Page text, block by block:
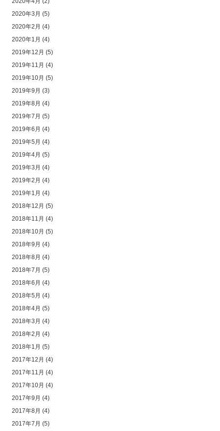
2020年3月 (5)
2020年2月 (4)
2020年1月 (4)
2019年12月 (5)
2019年11月 (4)
2019年10月 (5)
2019年9月 (3)
2019年8月 (4)
2019年7月 (5)
2019年6月 (4)
2019年5月 (4)
2019年4月 (5)
2019年3月 (4)
2019年2月 (4)
2019年1月 (4)
2018年12月 (5)
2018年11月 (4)
2018年10月 (5)
2018年9月 (4)
2018年8月 (4)
2018年7月 (5)
2018年6月 (4)
2018年5月 (4)
2018年4月 (5)
2018年3月 (4)
2018年2月 (4)
2018年1月 (5)
2017年12月 (4)
2017年11月 (4)
2017年10月 (4)
2017年9月 (4)
2017年8月 (4)
2017年7月 (5)